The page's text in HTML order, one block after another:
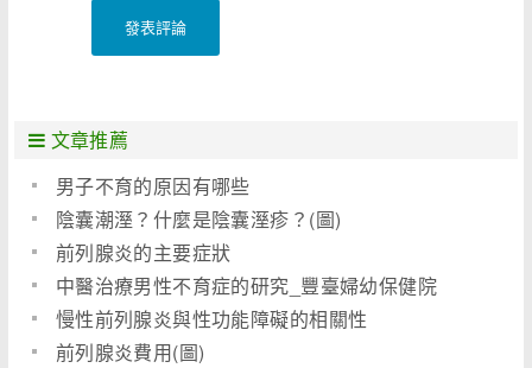
發表評論
文章推薦
男子不育的原因有哪些
陰囊潮溼？什麼是陰囊溼疹？(圖)
前列腺炎的主要症狀
中醫治療男性不育症的研究_豐臺婦幼保健院
慢性前列腺炎與性功能障礙的相關性
前列腺炎費用(圖)